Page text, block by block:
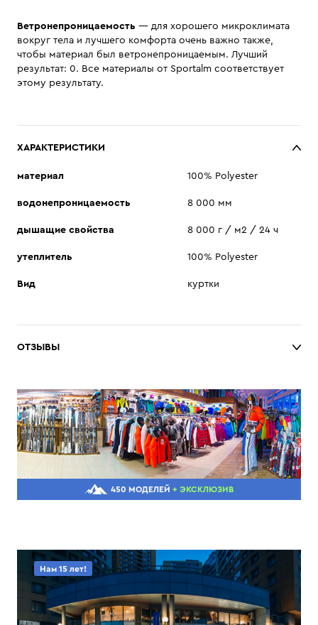
Ветронепроницаемость — для хорошего микроклимата
вокруг тела и лучшего комфорта очень важно также,
чтобы материал был ветронепроницаемым. Лучший
результат: 0. Все материалы от Sportalm соответствует
этому результату.
ХАРАКТЕРИСТИКИ
материал 100% Polyester
водонепроницаемость 8 000 мм
дышащие свойства 8 000 г / м2 / 24 ч
утеплитель 100% Polyester
Вид куртки
ОТЗЫВЫ
450 МОДЕЛЕЙ + ЭКСКЛЮЗИВ
Нам 15 лет!